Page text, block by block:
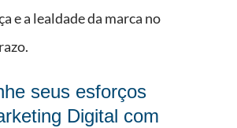
e a lealdade da marca no
seus esforços
Digital com